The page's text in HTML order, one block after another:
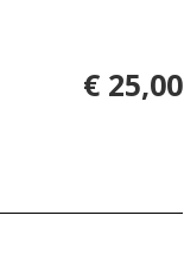
€ 25,00